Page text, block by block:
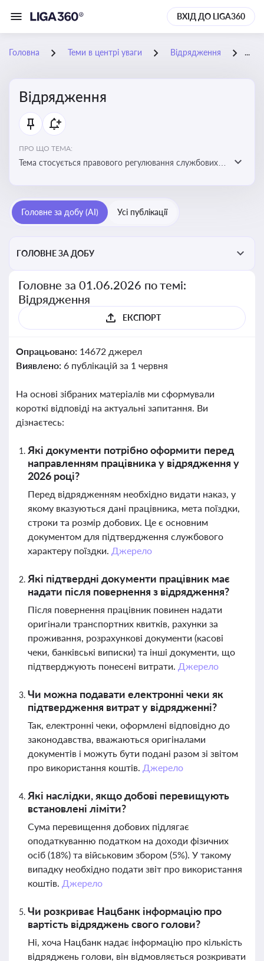
ВХІД ДО LIGA360
Головна Теми в центрі уваги Відрядження 01-
Відрядження
ПРО ЩО ТЕМА:
Тема стосується правового регулювання службових
Головне за добу (AI) Усі публікації
ГОЛОВНЕ ЗА ДОБУ
Головне за 01.06.2026 по темі:
Відрядження
ЕКСПОРТ
Опрацьовано: 14672 джерел
Виявлено: 6 публікацій за 1 червня
На основі зібраних матеріалів ми сформували
короткі відповіді на актуальні запитання. Ви
дізнаєтесь:
Які документи потрібно оформити перед
направленням працівника у відрядження у
2026 році?
Перед відрядженням необхідно видати наказ, у
якому вказуються дані працівника, мета поїздки,
строки та розмір добових. Це є основним
документом для підтвердження службового
характеру поїздки. Джерело
Які підтвердні документи працівник має
надати після повернення з відрядження?
Після повернення працівник повинен надати
оригінали транспортних квитків, рахунки за
проживання, розрахункові документи (касові
чеки, банківські виписки) та інші документи, що
підтверджують понесені витрати. Джерело
Чи можна подавати електронні чеки як
підтвердження витрат у відрядженні?
Так, електронні чеки, оформлені відповідно до
законодавства, вважаються оригіналами
документів і можуть бути подані разом зі звітом
про використання коштів. Джерело
Які наслідки, якщо добові перевищують
встановлені ліміти?
Сума перевищення добових підлягає
оподаткуванню податком на доходи фізичних
осіб (18%) та військовим збором (5%). У такому
випадку необхідно подати звіт про використання
коштів. Джерело
Чи розкриває Нацбанк інформацію про
вартість відряджень свого голови?
Ні, хоча Нацбанк надає інформацію про кількість
відряджень голови, він відмовляється розкривати